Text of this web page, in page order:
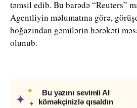
təmsil edib. Bu barədə “Reuters”
Agentliyin məlumatına görə,
boğazından gəmilərin hərəkəti
olunub.
✦
✦
✦
Bu yazını sevimli AI
köməkçinizlə qısaldın